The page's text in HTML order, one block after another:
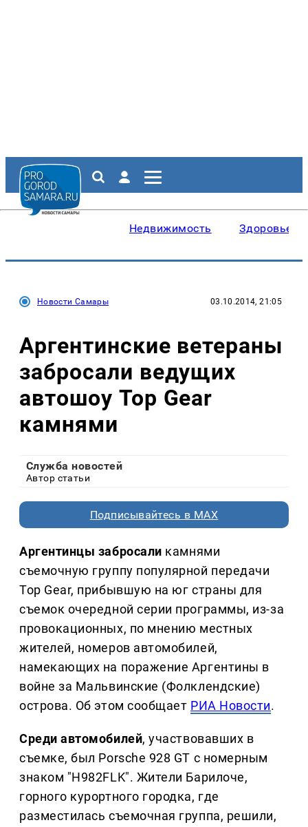
Недвижимость Здоровье
Новости Самары 03.10.2014, 21:05
Аргентинские ветераны
забросали ведущих
автошоу Top Gear
камнями
Служба новостей
Автор статьи
Подписывайтесь в MAX
Аргентинцы забросали камнями
съемочную группу популярной передачи
Top Gear, прибывшую на юг страны для
съемок очередной серии программы, из-за
провокационных, по мнению местных
жителей, номеров автомобилей,
намекающих на поражение Аргентины в
войне за Мальвинские (Фолклендские)
острова. Об этом сообщает РИА Новости.
Среди автомобилей, участвовавших в
съемке, был Porsche 928 GT с номерным
знаком "H982FLK". Жители Барилоче,
горного курортного городка, где
разместилась съемочная группа, решили,